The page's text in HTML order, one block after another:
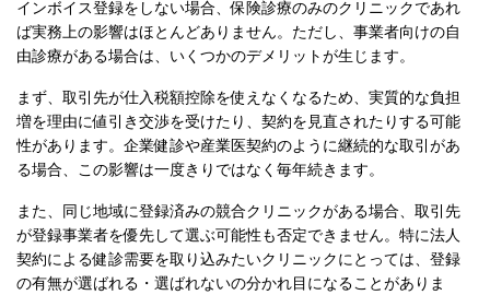
インボイス登録をしない場合、保険診療のみのクリニックであれ
ば実務上の影響はほとんどありません。ただし、事業者向けの自
由診療がある場合は、いくつかのデメリットが生じます。
まず、取引先が仕入税額控除を使えなくなるため、実質的な負担
増を理由に値引き交渉を受けたり、契約を見直されたりする可能
性があります。企業健診や産業医契約のように継続的な取引があ
る場合、この影響は一度きりではなく毎年続きます。
また、同じ地域に登録済みの競合クリニックがある場合、取引先
が登録事業者を優先して選ぶ可能性も否定できません。特に法人
契約による健診需要を取り込みたいクリニックにとっては、登録
の有無が選ばれる・選ばれないの分かれ目になることがありま